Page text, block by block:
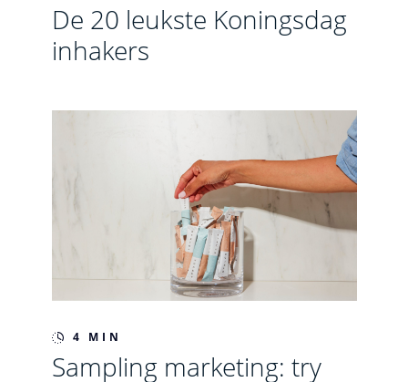
De 20 leukste Koningsdag
inhakers
4 MIN
Sampling marketing: try